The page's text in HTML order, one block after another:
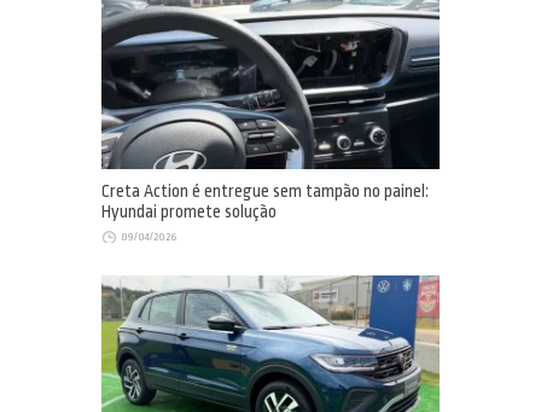
Creta Action é entregue sem tampão no painel:
Hyundai promete solução
09/04/2026